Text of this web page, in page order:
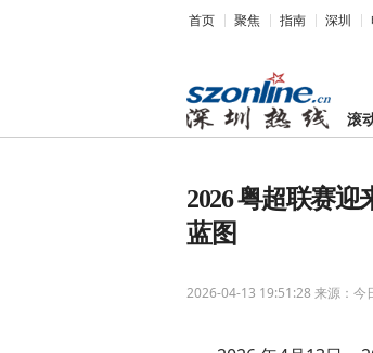
首页 聚焦 指南 深圳
滚
2026 粤超联赛
蓝图
2026-04-13 19:51:28 来源：今